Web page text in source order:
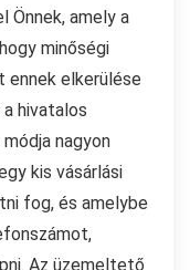
Önnek, amely a
minőségi
ennek elkerülése
hivatalos
nagyon
kis vásárlási
fog, és amelybe
Az üzemeltető